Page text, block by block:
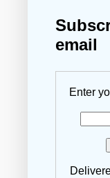
PASAR UN
email
Enter